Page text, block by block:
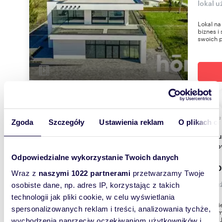
Zgoda Szczegóły Ustawienia reklam O plikach
Odpowiedzialne wykorzystanie Twoich danych
Wraz z naszymi 1022 partnerami przetwarzamy Twoje
osobiste dane, np. adres IP, korzystając z takich
technologii jak pliki cookie, w celu wyświetlania
spersonalizowanych reklam i treści, analizowania tychże,
lokal
Lokal
biznes i
swoich
80 2
Lokal usługowo-handlowy 80 m2 w centrum
4
lokal
Biuro
przy al.